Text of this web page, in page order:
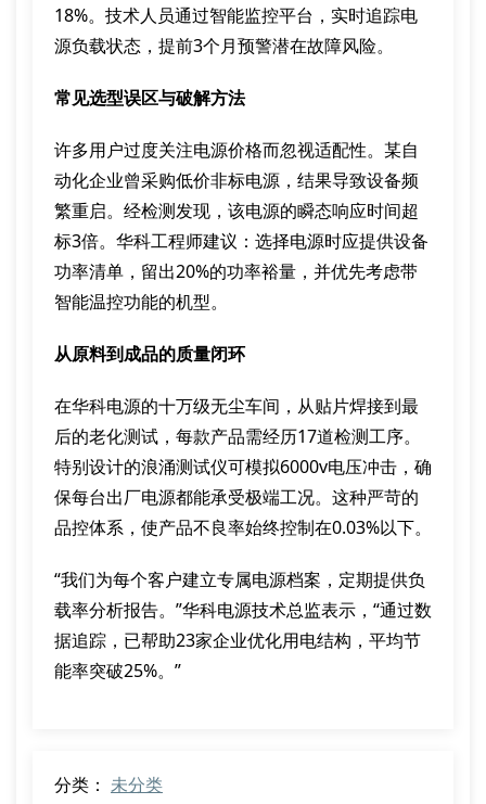
18%。技术人员通过智能监控平台，实时追踪电
源负载状态，提前3个月预警潜在故障风险。
常见选型误区与破解方法
许多用户过度关注电源价格而忽视适配性。某自
动化企业曾采购低价非标电源，结果导致设备频
繁重启。经检测发现，该电源的瞬态响应时间超
标3倍。华科工程师建议：选择电源时应提供设备
功率清单，留出20%的功率裕量，并优先考虑带
智能温控功能的机型。
从原料到成品的质量闭环
在华科电源的十万级无尘车间，从贴片焊接到最
后的老化测试，每款产品需经历17道检测工序。
特别设计的浪涌测试仪可模拟6000v电压冲击，确
保每台出厂电源都能承受极端工况。这种严苛的
品控体系，使产品不良率始终控制在0.03%以下。
“我们为每个客户建立专属电源档案，定期提供负
载率分析报告。”华科电源技术总监表示，“通过数
据追踪，已帮助23家企业优化用电结构，平均节
能率突破25%。”
分类： 未分类